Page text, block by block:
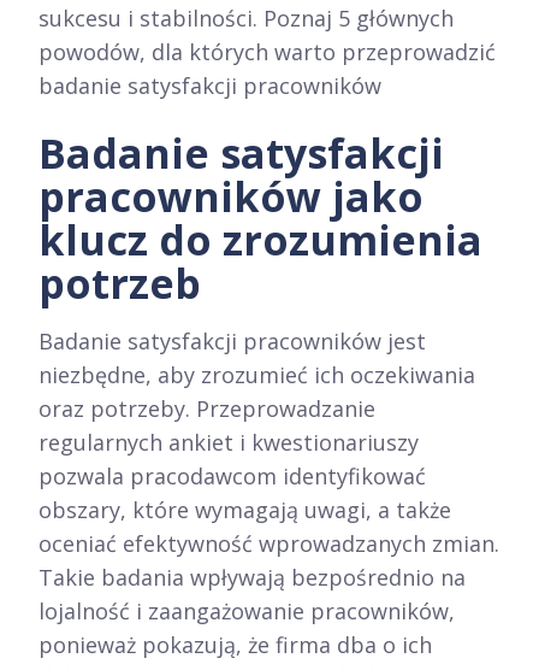
sukcesu i stabilności. Poznaj 5 głównych
powodów, dla których warto przeprowadzić
badanie satysfakcji pracowników
Badanie satysfakcji
pracowników jako
klucz do zrozumienia
potrzeb
Badanie satysfakcji pracowników jest
niezbędne, aby zrozumieć ich oczekiwania
oraz potrzeby. Przeprowadzanie
regularnych ankiet i kwestionariuszy
pozwala pracodawcom identyfikować
obszary, które wymagają uwagi, a także
oceniać efektywność wprowadzanych zmian.
Takie badania wpływają bezpośrednio na
lojalność i zaangażowanie pracowników,
ponieważ pokazują, że firma dba o ich